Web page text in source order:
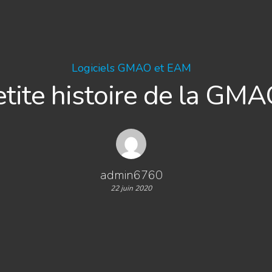
Logiciels GMAO et EAM
histoire de la
admin6760
22 juin 2020